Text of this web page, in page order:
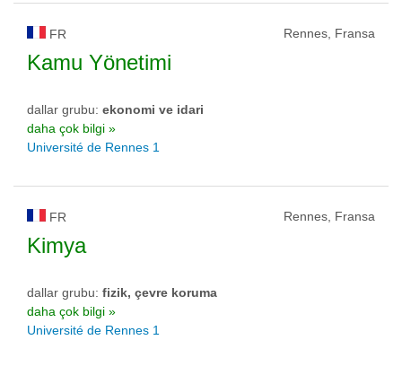
FR Rennes, Fransa
Kamu Yönetimi
dallar grubu: ekonomi ve idari
daha çok bilgi »
Université de Rennes 1
FR Rennes, Fransa
Kimya
dallar grubu: fizik, çevre koruma
daha çok bilgi »
Université de Rennes 1